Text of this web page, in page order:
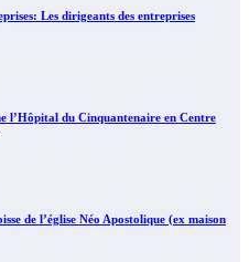
Les dirigeants des entreprises
l’Hôpital du Cinquantenaire en Centre
de l’église Néo Apostolique (ex maison